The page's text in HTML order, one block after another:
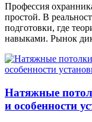
Профессия
простой. В
подготовки, где
навыками. Рынок
Натяжные
и особенности